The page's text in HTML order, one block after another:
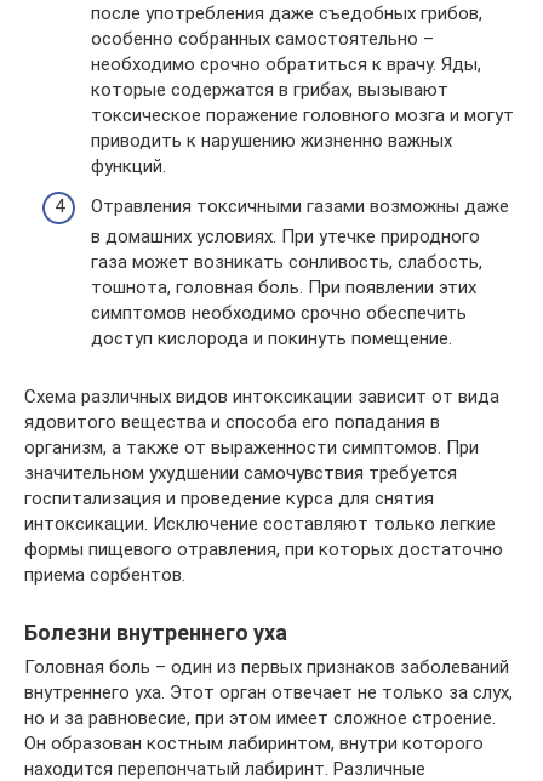
после употребления даже съедобных грибов,
особенно собранных самостоятельно –
необходимо срочно обратиться к врачу. Яды,
которые содержатся в грибах, вызывают
токсическое поражение головного мозга и могут
приводить к нарушению жизненно важных
функций.
Отравления токсичными газами возможны даже
в домашних условиях. При утечке природного
газа может возникать сонливость, слабость,
тошнота, головная боль. При появлении этих
симптомов необходимо срочно обеспечить
доступ кислорода и покинуть помещение.
Схема различных видов интоксикации зависит от вида
ядовитого вещества и способа его попадания в
организм, а также от выраженности симптомов. При
значительном ухудшении самочувствия требуется
госпитализация и проведение курса для снятия
интоксикации. Исключение составляют только легкие
формы пищевого отравления, при которых достаточно
приема сорбентов.
Болезни внутреннего уха
Головная боль – один из первых признаков заболеваний
внутреннего уха. Этот орган отвечает не только за слух,
но и за равновесие, при этом имеет сложное строение.
Он образован костным лабиринтом, внутри которого
находится перепончатый лабиринт. Различные